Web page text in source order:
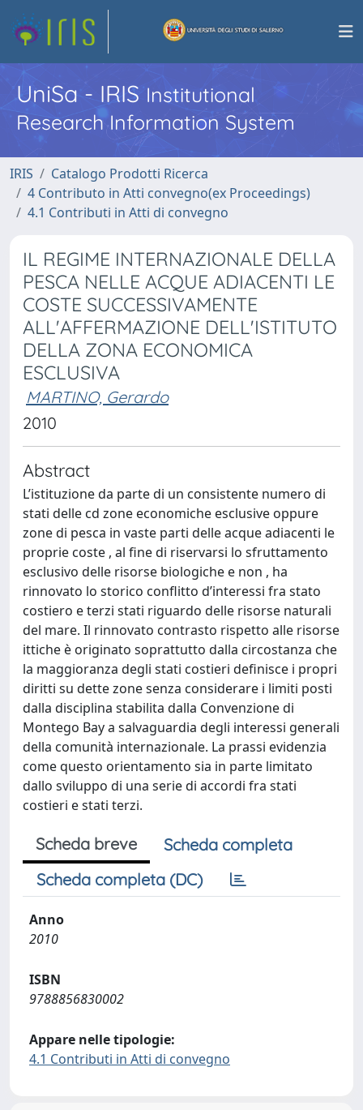
UniSa - IRISInstitutional
Research Information System
IRIS
Catalogo Prodotti Ricerca
4 Contributo in Atti convegno(ex Proceedings)
4.1 Contributi in Atti di convegno
IL REGIME INTERNAZIONALE DELLA
PESCA NELLE ACQUE ADIACENTI LE
COSTE SUCCESSIVAMENTE
ALL'AFFERMAZIONE DELL'ISTITUTO
DELLA ZONA ECONOMICA
ESCLUSIVA
MARTINO, Gerardo
2010
Abstract
L’istituzione da parte di un consistente numero di
stati delle cd zone economiche esclusive oppure
zone di pesca in vaste parti delle acque adiacenti le
proprie coste , al fine di riservarsi lo sfruttamento
esclusivo delle risorse biologiche e non , ha
rinnovato lo storico conflitto d’interessi fra stato
costiero e terzi stati riguardo delle risorse naturali
del mare. Il rinnovato contrasto rispetto alle risorse
ittiche è originato soprattutto dalla circostanza che
la maggioranza degli stati costieri definisce i propri
diritti su dette zone senza considerare i limiti posti
dalla disciplina stabilita dalla Convenzione di
Montego Bay a salvaguardia degli interessi generali
della comunità internazionale. La prassi evidenzia
come questo orientamento sia in parte limitato
dallo sviluppo di una serie di accordi fra stati
costieri e stati terzi.
Scheda breve
Scheda completa
Scheda completa (DC)
Anno
2010
ISBN
9788856830002
Appare nelle tipologie:
4.1 Contributi in Atti di convegno